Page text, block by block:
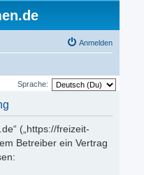
Anmelden
Sprache:
(„https://freizeit-
Betreiber ein Vertrag